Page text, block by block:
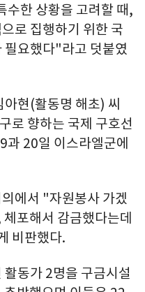
수한 상황을 고려할 때,
로 집행하기 위한 국
필요했다"라고 덧붙였
현(활동명 해초) 씨
로 향하는 국제 구호선
과 20일 이스라엘군에
에서 "자원봉사 가겠
포해서 감금했다는데
비판했다.
동가 2명을 구금시설